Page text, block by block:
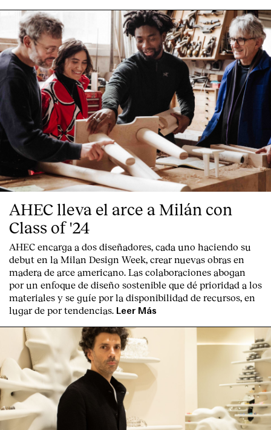
English Español Italiano Català
AHEC lleva el arce a Milán con
Class of '24
AHEC encarga a dos diseñadores, cada uno haciendo su
debut en la Milan Design Week, crear nuevas obras en
madera de arce americano. Las colaboraciones abogan
por un enfoque de diseño sostenible que dé prioridad a los
materiales y se guíe por la disponibilidad de recursos, en
lugar de por tendencias.
Leer Más